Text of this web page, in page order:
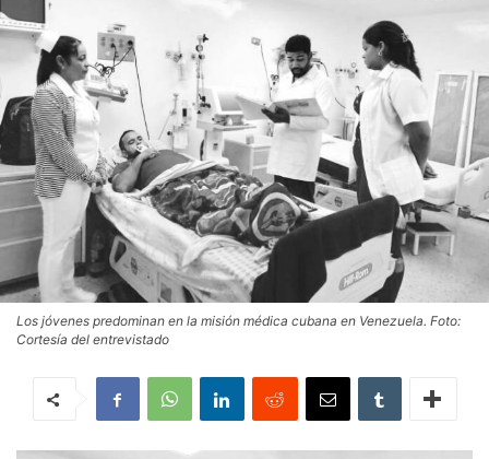
Los jóvenes predominan en la misión médica cubana en Venezuela. Foto:
Cortesía del entrevistado